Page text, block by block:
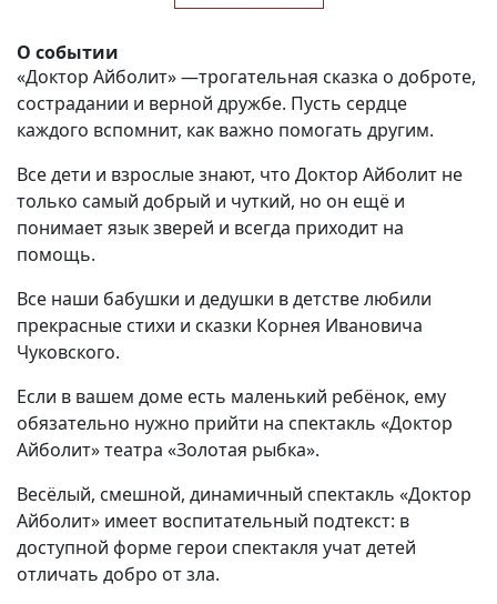
О событии
«Доктор Айболит» —трогательная сказка о доброте,
сострадании и верной дружбе. Пусть сердце
каждого вспомнит, как важно помогать другим.
Все дети и взрослые знают, что Доктор Айболит не
только самый добрый и чуткий, но он ещё и
понимает язык зверей и всегда приходит на
помощь.
Все наши бабушки и дедушки в детстве любили
прекрасные стихи и сказки Корнея Ивановича
Чуковского.
Если в вашем доме есть маленький ребёнок, ему
обязательно нужно прийти на спектакль «Доктор
Айболит» театра «Золотая рыбка».
Весёлый, смешной, динамичный спектакль «Доктор
Айболит» имеет воспитательный подтекст: в
доступной форме герои спектакля учат детей
отличать добро от зла.